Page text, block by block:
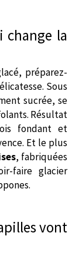
change la
préparez-
Sous
sucrée, se
Résultat
fondant et
Et le plus
, fabriquées
faire glacier
vont